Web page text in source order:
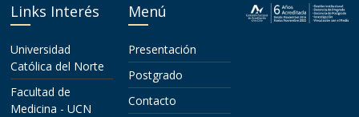
Links Interés
Universidad
Católica del Norte
Facultad de
Medicina - UCN
Menú
Presentación
Postgrado
Contacto